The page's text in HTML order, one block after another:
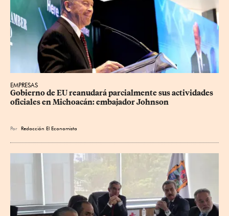
EMPRESAS
Gobierno de EU reanudará parcialmente sus actividades
oficiales en Michoacán: embajador Johnson
Por Redacción El Economista